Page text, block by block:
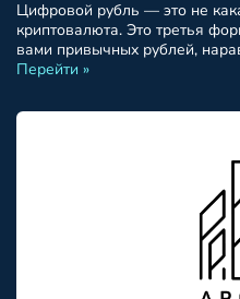
Цифровой рубль — это не
криптовалюта. Это третья
вами привычных рублей,
безналичными деньгами на
наличному — никакой
Перейти »